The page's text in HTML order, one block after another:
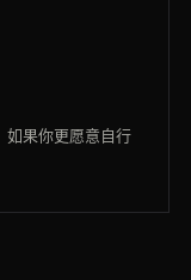
如果你更愿意自行